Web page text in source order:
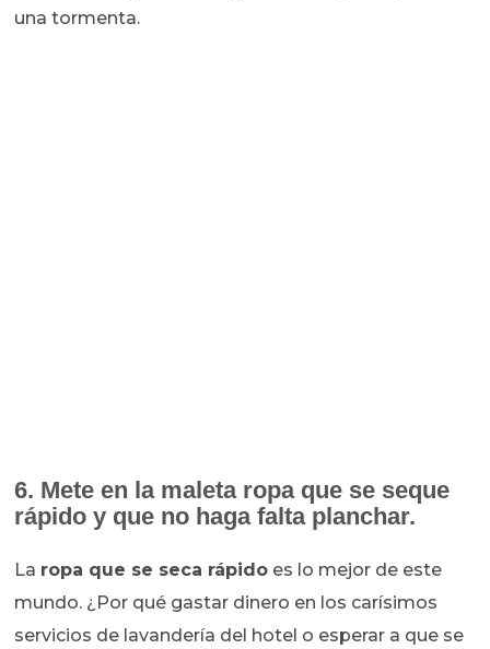
una tormenta.
6. Mete en la maleta ropa que se seque
rápido y que no haga falta planchar.
La ropa que se seca rápido es lo mejor de este
mundo. ¿Por qué gastar dinero en los carísimos
servicios de lavandería del hotel o esperar a que se